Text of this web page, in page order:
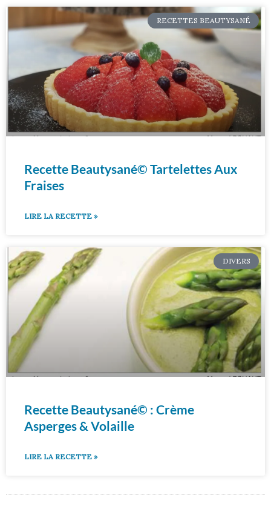
RECETTES BEAUTYSANÉ
Recette Beautysané© Tartelettes Aux
Fraises
LIRE LA RECETTE »
DIVERS
Recette Beautysané© : Crème
Asperges & Volaille
LIRE LA RECETTE »